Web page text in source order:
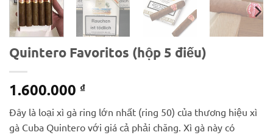
Quintero Favoritos (hộp 5 điếu)
1.600.000 ₫
Đây là loại xì gà ring lớn nhất (ring 50) của thương hiệu xì
gà Cuba Quintero với giá cả phải chăng. Xì gà này có